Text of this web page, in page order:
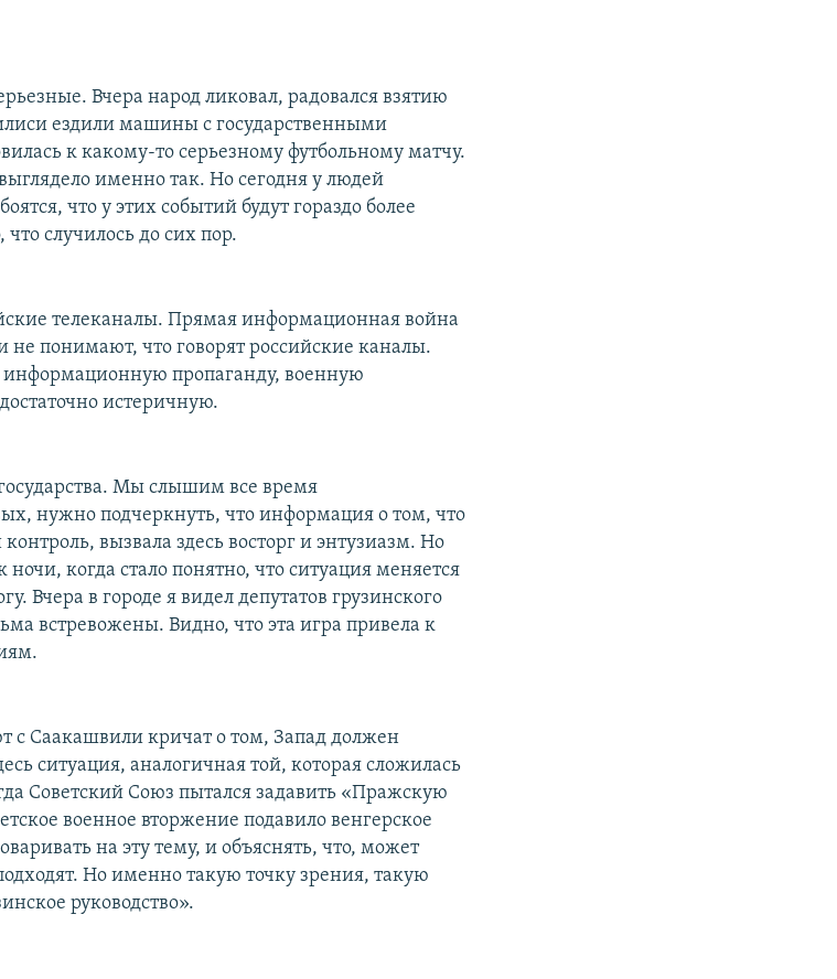
Вчера народ ликовал, радовался взятию
ездили машины с государственными
к какому-то серьезному футбольному матчу.
именно так. Но сегодня у людей
что у этих событий будут гораздо более
случилось до сих пор.
телеканалы. Прямая информационная война
не понимают, что говорят российские каналы.
информационную пропаганду, военную
истеричную.
Мы слышим все время
нужно подчеркнуть, что информация о том, что
вызвала здесь восторг и энтузиазм. Но
когда стало понятно, что ситуация меняется
Вчера в городе я видел депутатов грузинского
встревожены. Видно, что эта игра привела к
с Саакашвили кричат о том, Запад должен
ситуация, аналогичная той, которая сложилась
Советский Союз пытался задавить «Пражскую
военное вторжение подавило венгерское
на эту тему, и объяснять, что, может
Но именно такую точку зрения, такую
руководство».